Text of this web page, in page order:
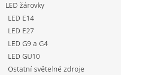
LED žárovky
LED E14
LED E27
LED G9 a G4
LED GU10
Ostatní světelné zdroje